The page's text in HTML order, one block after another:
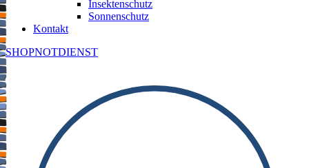
Insektenschutz
Sonnenschutz
Kontakt
SHOPNOTDIENST